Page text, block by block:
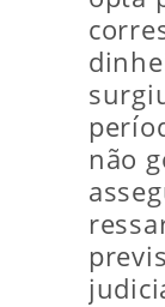
não